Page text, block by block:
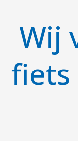
Wij
fiets